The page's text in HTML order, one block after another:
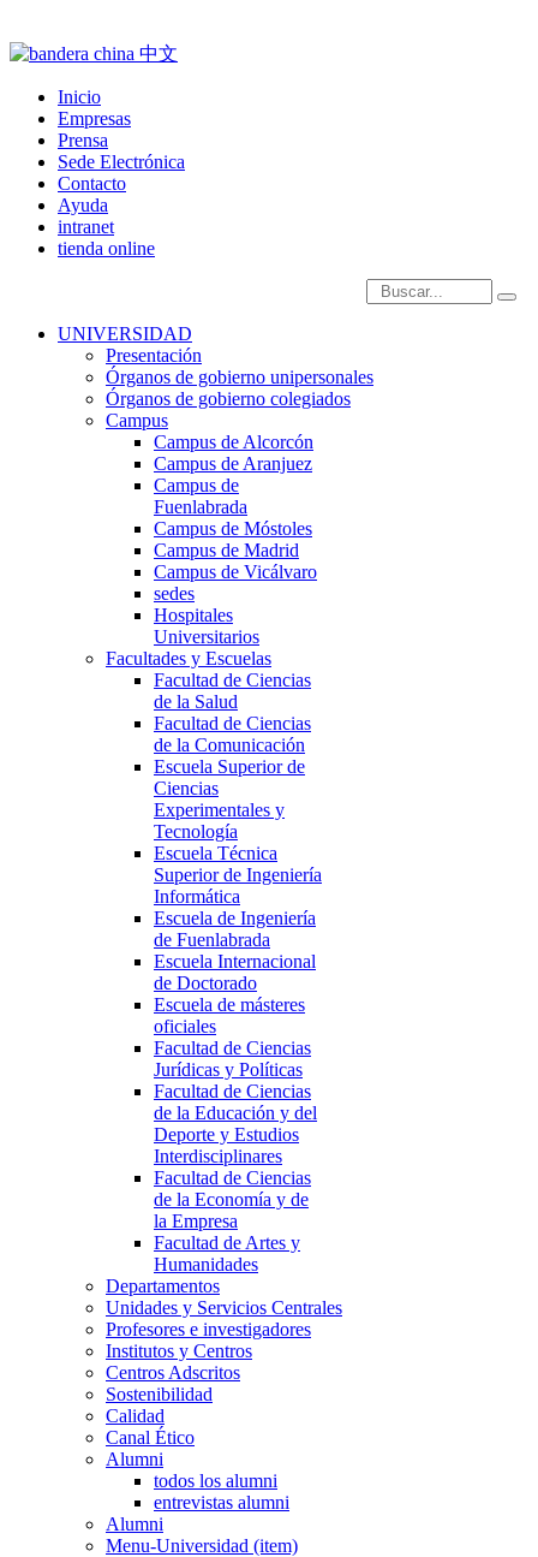
Inicio
Empresas
Prensa
Sede Electrónica
Contacto
Ayuda
intranet
tienda online
Introduce términos de
UNIVERSIDAD
Presentación
Órganos de gobierno unipersonales
Órganos de gobierno colegiados
Campus
Campus de Alcorcón
Campus de Aranjuez
Campus de
Fuenlabrada
Campus de Móstoles
Campus de Madrid
Campus de Vicálvaro
sedes
Hospitales
Universitarios
Facultades y Escuelas
Facultad de Ciencias
de la Salud
Facultad de Ciencias
de la Comunicación
Escuela Superior de
Ciencias
Experimentales y
Tecnología
Escuela Técnica
Superior de Ingeniería
Informática
Escuela de Ingeniería
de Fuenlabrada
Escuela Internacional
de Doctorado
Escuela de másteres
oficiales
Facultad de Ciencias
Jurídicas y Políticas
Facultad de Ciencias
de la Educación y del
Deporte y Estudios
Interdisciplinares
Facultad de Ciencias
de la Economía y de
la Empresa
Facultad de Artes y
Humanidades
Departamentos
Unidades y Servicios Centrales
Profesores e investigadores
Institutos y Centros
Centros Adscritos
Sostenibilidad
Calidad
Canal Ético
Alumni
todos los alumni
entrevistas alumni
Alumni
Menu-Universidad (item)